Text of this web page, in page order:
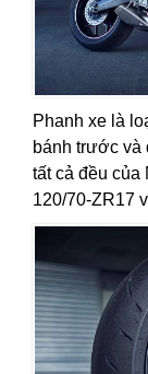
Phanh xe là
bánh trước và
tất cả đều
120/70-ZR17